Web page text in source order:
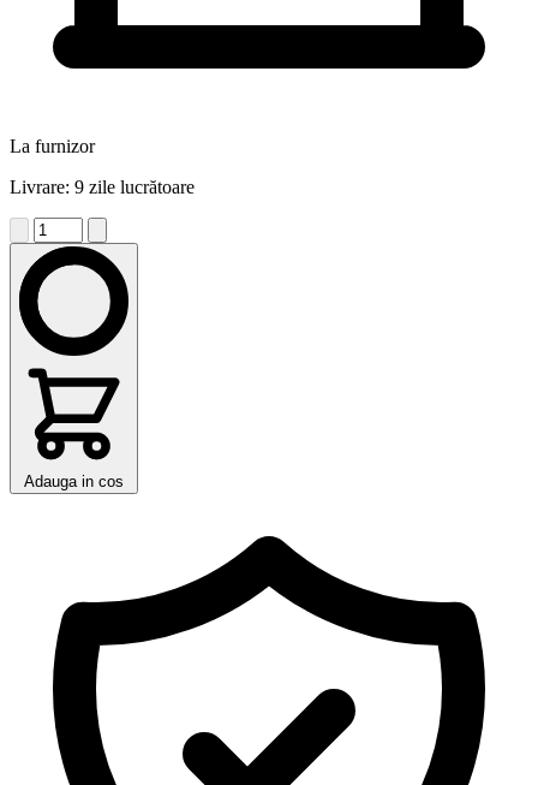
La furnizor
Livrare: 9 zile lucrătoare
Adauga in cos